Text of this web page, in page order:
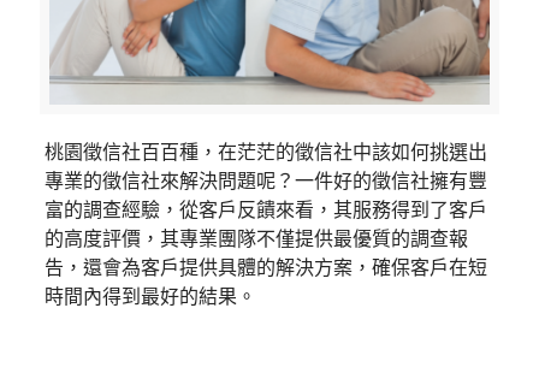
桃園徵信社百百種，在茫茫的徵信社中該如何挑選出
專業的徵信社來解決問題呢？一件好的徵信社擁有豐
富的調查經驗，從客戶反饋來看，其服務得到了客戶
的高度評價，其專業團隊不僅提供最優質的調查報
告，還會為客戶提供具體的解決方案，確保客戶在短
時間內得到最好的結果。